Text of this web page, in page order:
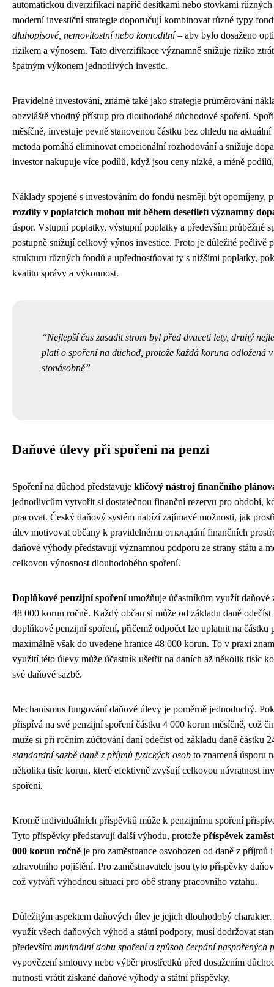
automatickou diverzifikaci napříč desítkami nebo stovkami
moderní investiční strategie doporučují kombinovat různé typy
dluhopisové, nemovitostní nebo komoditní– aby bylo dosaženo
rizikem a výnosem. Tato diverzifikace významně snižuje riziko
špatným výkonem jednotlivých investic.
Pravidelné investování, známé také jako strategie průměrování
obzvláště vhodný přístup pro dlouhodobé důchodové spoření.
měsíčně, investuje pevně stanovenou částku bez ohledu na
metoda pomáhá eliminovat emocionální rozhodování a snižuje
investor nakupuje více podílů, když jsou ceny nízké, a méně
Náklady spojené s investováním do fondů nesmějí být opomíjeny,
rozdíly v poplatcích mohou mít během desetiletí významný
úspor. Vstupní poplatky, výstupní poplatky a především průběžné
postupně snižují celkový výnos investice. Proto je důležité pečlivě
strukturu různých fondů a upřednostňovat ty s nižšími poplatky,
kvalitu správy a výkonnost.
Nejlepší čas zasadit strom byl před dvaceti lety, druhý
platí o spoření na důchod, protože každá koruna odložená
stonásobně
Daňové úlevy při spoření na penzi
Spoření na důchod představuje klíčový nástroj finančního
jednotlivcům vytvořit si dostatečnou finanční rezervu pro období,
pracovat. Český daňový systém nabízí zajímavé možnosti, jak
úlev motivovat občany k pravidelnému откладání finančních
daňové výhody představují významnou podporu ze strany státu a
celkovou výnosnost dlouhodobého spoření.
Doplňkové penzijní spořeníumožňuje účastníkům využít daňové
48 000 korun ročně. Každý občan si může od základu daně
doplňkové penzijní spoření, přičemž odpočet lze uplatnit na částku
maximálně však do uvedené hranice 48 000 korun. To v praxi
využití této úlevy může účastník ušetřit na daních až několik tisíc
své daňové sazbě.
Mechanismus fungování daňové úlevy je poměrně jednoduchý.
přispívá na své penzijní spoření částku 4 000 korun měsíčně, což
může si při ročním zúčtování daní odečíst od základu daně částku
standardní sazbě daně z příjmů fyzických osob to znamená úsporu
několika tisíc korun, které efektivně zvyšují celkovou návratnost
spoření.
Kromě individuálních příspěvků může k penzijnímu spoření
Tyto příspěvky představují další výhodu, protože příspěvek
000 korun ročně je pro zaměstnance osvobozen od daně z příjmů
zdravotního pojištění. Pro zaměstnavatele jsou tyto příspěvky
což vytváří výhodnou situaci pro obě strany pracovního vztahu.
Důležitým aspektem daňových úlev je jejich dlouhodobý
využít všech daňových výhod a státní podpory, musí dodržovat
především minimální dobu spoření a způsob čerpání naspořených
vypovězení smlouvy nebo výběr prostředků před dosažením
nutnosti vrátit získané daňové výhody a státní příspěvky.